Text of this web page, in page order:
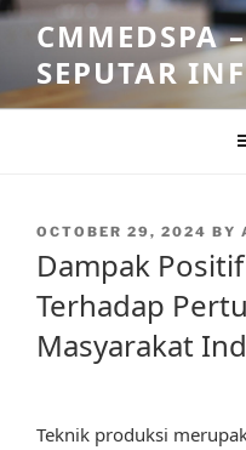
Skip
content
CMMEDSPA
SEPUTAR
POSTED
OCTOBER 29, 2024 BY
Dampak
Terhadap
Masyarakat
Teknik produksi